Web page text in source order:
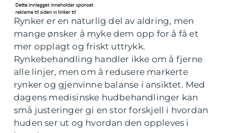
Rynker er en naturlig del av aldring, men
mange ønsker å myke dem opp for å få et
mer opplagt og friskt uttrykk.
Rynkebehandling handler ikke om å fjerne
alle linjer, men om å redusere markerte
rynker og gjenvinne balanse i ansiktet. Med
dagens medisinske hudbehandlinger kan
små justeringer gi en stor forskjell i hvordan
huden ser ut og hvordan den oppleves i